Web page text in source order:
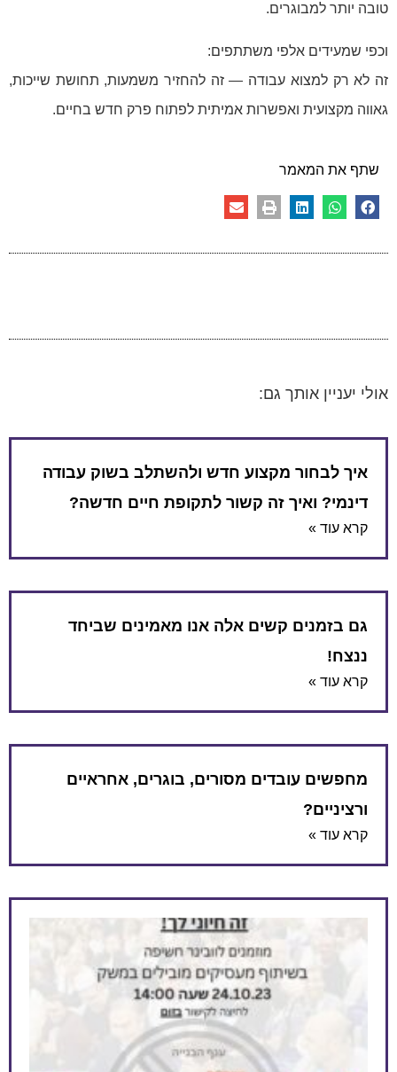
טובה יותר למבוגרים.
וכפי שמעידים אלפי משתתפים:
זה לא רק למצוא עבודה — זה להחזיר משמעות, תחושת שייכות,
גאווה מקצועית ואפשרות אמיתית לפתוח פרק חדש בחיים.
שתף את המאמר
אולי יעניין אותך גם:
איך לבחור מקצוע חדש ולהשתלב בשוק עבודה
דינמי? ואיך זה קשור לתקופת חיים חדשה?
קרא עוד »
גם בזמנים קשים אלה אנו מאמינים שביחד
ננצח!
קרא עוד »
מחפשים עובדים מסורים, בוגרים, אחראיים
ורציניים?
קרא עוד »